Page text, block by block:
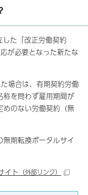
た「改正労働契約
が必要となった新たな
場合は、有期契約労働
称を問わず雇用期間が
のない労働契約（無
期転換ポータルサイ
イト （外部リンク）